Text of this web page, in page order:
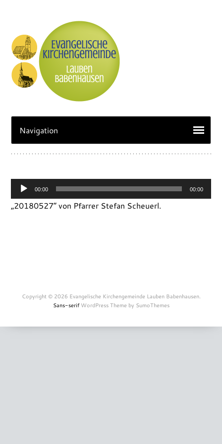
Audio-
Player
00:00 00:00
„20180527“ von Pfarrer Stefan Scheuerl.
Copyright © 2026 Evangelische Kirchengemeinde Lauben Babenhausen.
Sans-serifWordPress Theme by SumoThemes